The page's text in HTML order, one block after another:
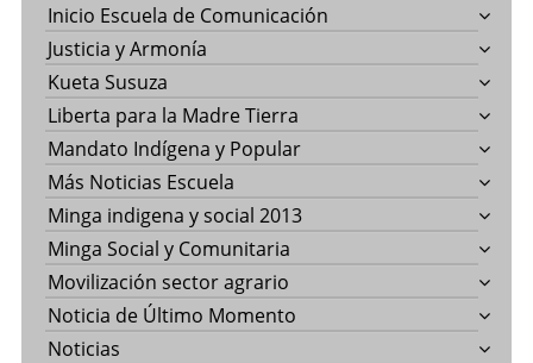
Inicio Escuela de Comunicación
Justicia y Armonía
Kueta Susuza
Liberta para la Madre Tierra
Mandato Indígena y Popular
Más Noticias Escuela
Minga indigena y social 2013
Minga Social y Comunitaria
Movilización sector agrario
Noticia de Último Momento
Noticias